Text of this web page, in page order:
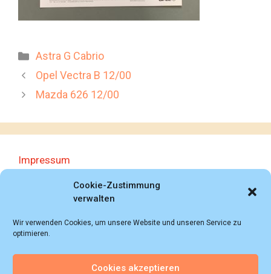
Cookie-Zustimmung
verwalten
Wir verwenden Cookies, um unsere Website und unseren Service zu
optimieren.
Cookies akzeptieren
Kategorien
Astra G Cabrio
Opel Vectra B 12/00
Mazda 626 12/00
Impressum
Datenschutzerklärung